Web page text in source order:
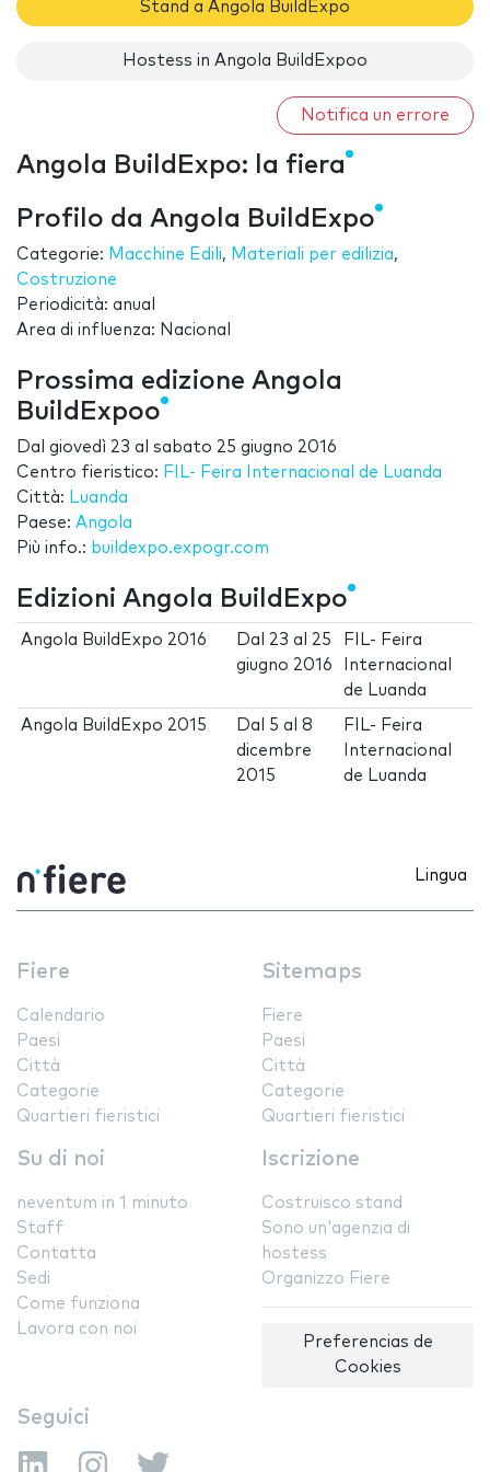
Stand a Angola BuildExpo
Hostess in Angola BuildExpoo
Notifica un errore
Angola BuildExpo: la fiera
Profilo da Angola BuildExpo
Categorie: Macchine Edili, Materiali per edilizia,
Costruzione
Periodicità: anual
Area di influenza: Nacional
Prossima edizione Angola
BuildExpoo
Dal giovedì 23 al sabato 25 giugno 2016
Centro fieristico: FIL- Feira Internacional de Luanda
Città: Luanda
Paese: Angola
Più info.: buildexpo.expogr.com
Edizioni Angola BuildExpo
Angola BuildExpo 2016 Dal 23 al 25
giugno 2016
FIL- Feira
Internacional
de Luanda
Angola BuildExpo 2015 Dal 5 al8
dicembre
2015
FIL- Feira
Internacional
de Luanda
Lingua
Fiere
Calendario
Paesi
Città
Categorie
Quartieri fieristici
Sitemaps
Fiere
Paesi
Città
Categorie
Quartieri fieristici
Su di noi
neventum in 1 minuto
Staff
Contatta
Sedi
Come funziona
Lavora con noi
Iscrizione
Costruisco stand
Sono un'agenzia di
hostess
Organizzo Fiere
Preferencias de
Cookies
Seguici